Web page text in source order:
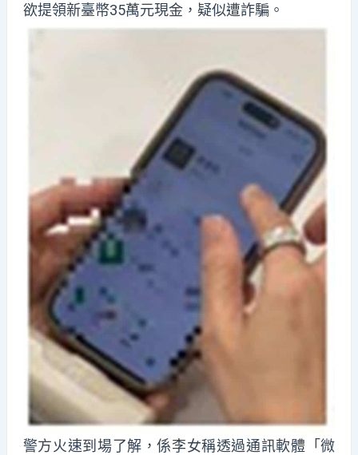
欲提領新臺幣35萬元現金，疑似遭詐騙。
警方火速到場了解，係李女稱透過通訊軟體「微